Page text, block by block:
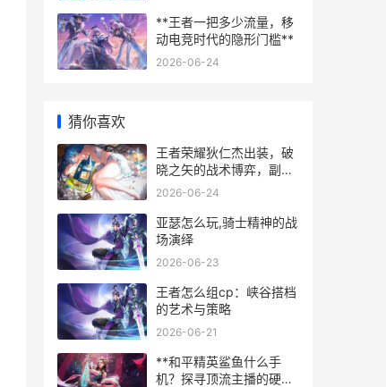
**王者一把多少流量，移
动电竞时代的隐形门槛**
2026-06-24
猜你喜欢
王者荣耀狄仁杰出装，破
晓之矢的战术博弈，副标
题，从末世到破晓的射手
2026-06-24
亚瑟怎么玩,骑士精神的战
场演绎
2026-06-23
王者怎么组cp：峡谷搭档
的艺术与策略
2026-06-21
**和平精英鲨鱼什么手
机？探寻顶流主播的硬件